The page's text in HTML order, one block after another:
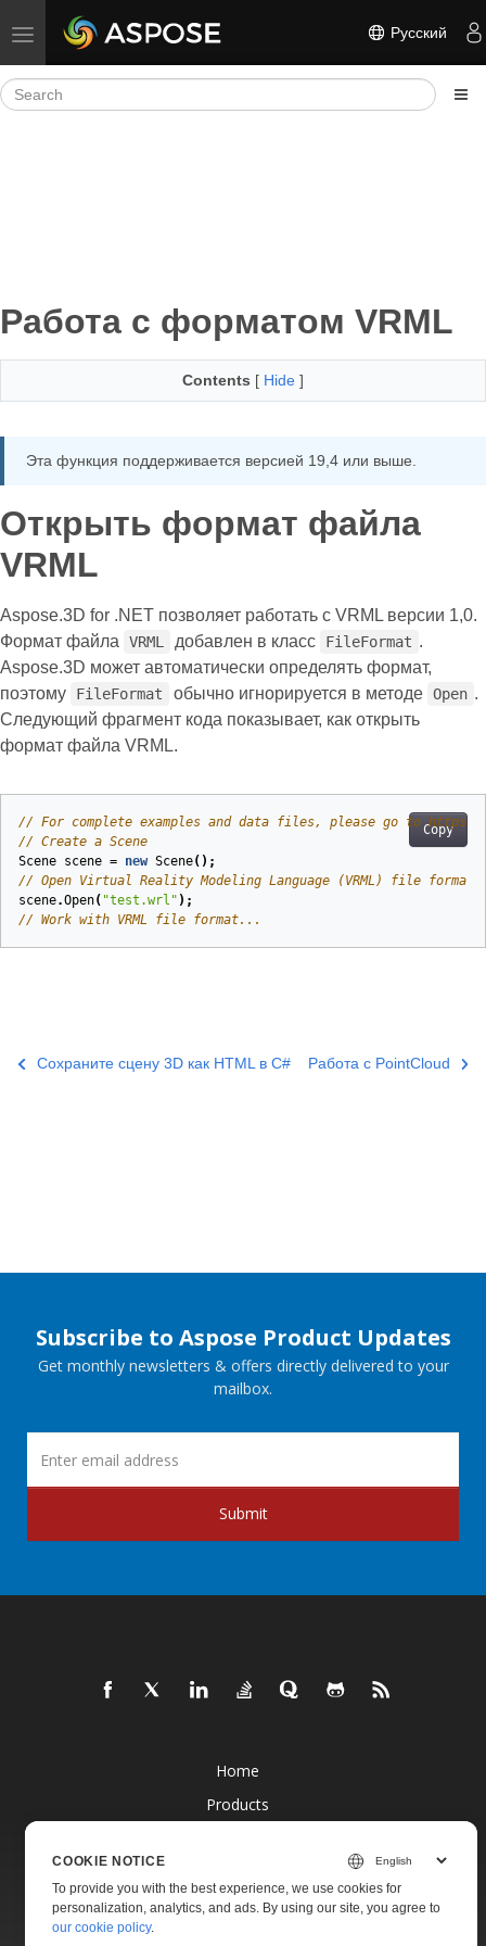
Toggle navigation Русский
Работа с форматом VRML
Contents [ Hide ]
Эта функция поддерживается версией 19,4 или выше.
Открыть формат файла
VRML
Aspose.3D for .NET позволяет работать с VRML версии 1,0.
Формат файла
VRML добавлен в класс FileFormat .
Aspose.3D может автоматически определять формат,
поэтому
FileFormat обычно игнорируется в методе Open .
Следующий фрагмент кода показывает, как открыть
формат файла VRML.
Copy
// For complete examples and data files, please go to https://
// Create a Scene
Scene scene = new Scene();
// Open Virtual Reality Modeling Language (VRML) file format
scene.Open( "test.wrl" );
// Work with VRML file format...
Сохраните сцену 3D как HTML в C# Работа с PointCloud
Subscribe to Aspose Product Updates
Get monthly newsletters & offers directly delivered to your
mailbox.
Submit
Home
Products
Docs
COOKIE NOTICE
To provide you with the best experience, we use cookies for
personalization, analytics, and ads. By using our site, you agree to
our cookie policy.